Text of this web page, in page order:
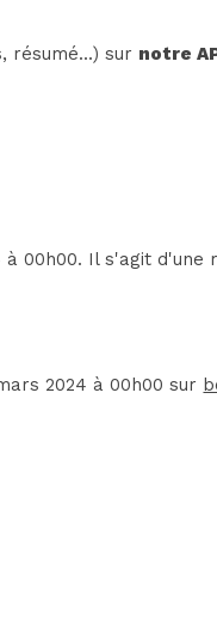
résumé...) sur notre
à 00h00. Il s'agit d'une
2024 à 00h00 sur